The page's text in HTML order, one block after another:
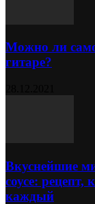
Можно ли
гитаре?
Вкуснейшие
соусе:
каждый